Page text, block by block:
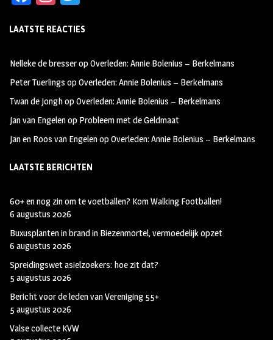
b
oo
k
ag
m
tt
LAATSTE REACTIES
Nelleke de bresseropOverleden: Annie Bolenius – Berkelmans
Peter Tuerlings opOverleden: Annie Bolenius – Berkelmans
Twan de JonghopOverleden: Annie Bolenius – Berkelmans
Jan van Engelenop Probleem met de Geldmaat
Jan en Roos van EngelenopOverleden: Annie Bolenius – Berkelmans
LAATSTE BERICHTEN
60+ en nog zin om te voetballen? Kom Walking Footballen!
6 augustus 2026
Buxusplanten in brand in Biezenmortel, vermoedelijk opzet
6 augustus 2026
Spreidingswet asielzoekers: hoe zit dat?
5 augustus 2026
Bericht voor de leden van Vereniging 55+
5 augustus 2026
Valse collecte KVW